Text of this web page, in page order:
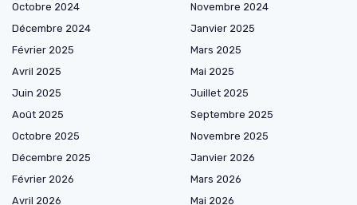
Octobre 2024
Novembre 2024
Décembre 2024
Janvier 2025
Février 2025
Mars 2025
Avril 2025
Mai 2025
Juin 2025
Juillet 2025
Août 2025
Septembre 2025
Octobre 2025
Novembre 2025
Décembre 2025
Janvier 2026
Février 2026
Mars 2026
Avril 2026
Mai 2026